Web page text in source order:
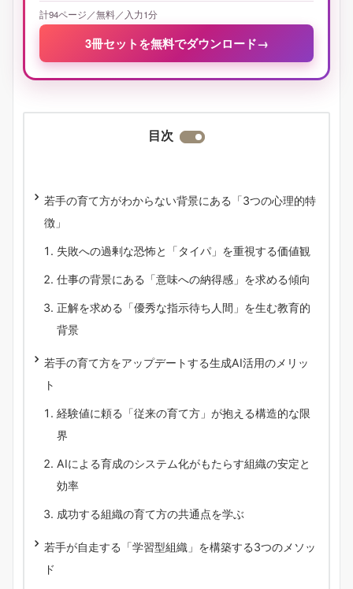
計94ページ／無料／入力1分
3冊セットを無料でダウンロード→
目次
若手の育て方がわからない背景にある「3つの心理的特
徴」
失敗への過剰な恐怖と「タイパ」を重視する価値観
仕事の背景にある「意味への納得感」を求める傾向
正解を求める「優秀な指示待ち人間」を生む教育的
背景
若手の育て方をアップデートする生成AI活用のメリッ
ト
経験値に頼る「従来の育て方」が抱える構造的な限
界
AIによる育成のシステム化がもたらす組織の安定と
効率
成功する組織の育て方の共通点を学ぶ
若手が自走する「学習型組織」を構築する3つのメソッ
ド